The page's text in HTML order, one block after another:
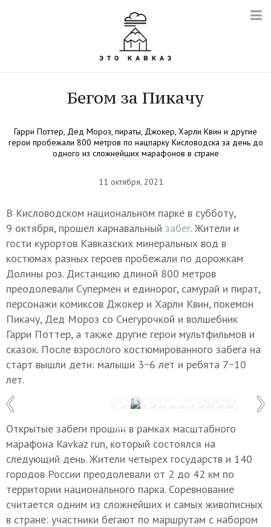
Бегом за Пикачу
Гарри Поттер, Дед Мороз, пираты, Джокер, Харли Квин и другие
герои пробежали 800 метров по нацпарку Кисловодска за день до
одного из сложнейших марафонов в стране
11 октября, 2021
В Кисловодском национальном парке в субботу,
9 октября, прошел карнавальный забег. Жители и
гости курортов Кавказских минеральных вод в
костюмах разных героев пробежали по дорожкам
Долины роз. Дистанцию длиной 800 метров
преодолевали Супермен и единорог, самурай и пират,
персонажи комиксов Джокер и Харли Квин, покемон
Пикачу, Дед Мороз со Снегурочкой и волшебник
Гарри Поттер, а также другие герои мультфильмов и
сказок. После взрослого костюмированного забега на
старт вышли дети: малыши 3−6 лет и ребята 7−10
лет.
Фото: Иван Губский
1 / 13
Открытые забеги прошли в рамках масштабного
марафона Kavkaz run, который состоялся на
следующий день. Жители четырех государств и 140
городов России преодолевали от 2 до 42 км по
территории национального парка. Соревнование
считается одним из сложнейших и самых живописных
в стране: участники бегают по маршрутам с набором